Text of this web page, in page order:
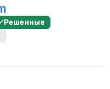
Решенные